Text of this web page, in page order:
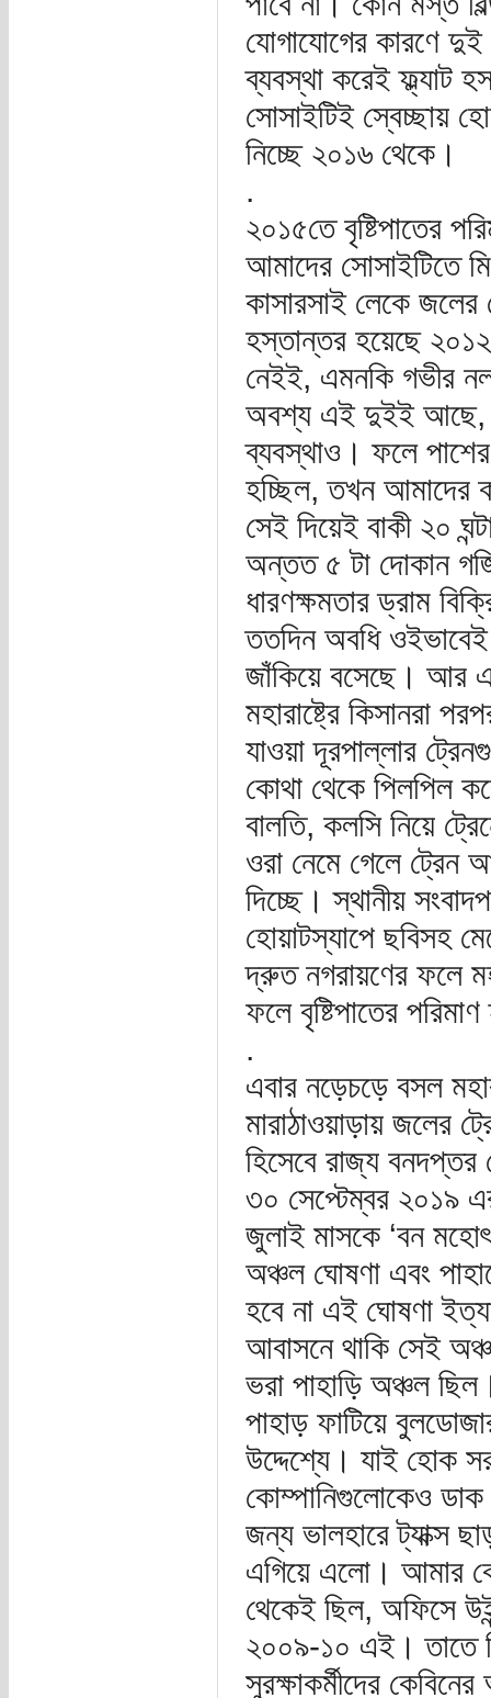
যোগাযোগের কারণে দুই
ব্যবস্থা করেই ফ্ল্যাট
সোসাইটিই স্বেচ্ছায়
নিচ্ছে ২০১৬ থেকে।
.
২০১৫তে বৃষ্টিপাতের
আমাদের সোসাইটিতে
কাসারসাই লেকে জলের
হস্তান্তর হয়েছে
নেইই, এমনকি গভীর
অবশ্য এই দুইই আছে,
ব্যবস্থাও। ফলে
হচ্ছিল, তখন আমাদের
সেই দিয়েই বাকী ২০
অন্তত ৫ টা দোকান
ধারণক্ষমতার ড্রাম
ততদিন অবধি
জাঁকিয়ে বসেছে। আর
মহারাষ্ট্রে কিসানরা
যাওয়া দূরপাল্লার
কোথা থেকে পিলপিল
বালতি, কলসি নিয়ে
ওরা নেমে গেলে ট্রেন
দিচ্ছে। স্থানীয়
হোয়াটস্যাপে ছবিসহ
দ্রুত নগরায়ণের ফলে
ফলে বৃষ্টিপাতের
.
এবার নড়েচড়ে বসল
মারাঠাওয়াড়ায় জলের
হিসেবে রাজ্য বনদপ্তর
৩০ সেপ্টেম্বর ২০১৯
জুলাই মাসকে ‘বন
অঞ্চল ঘোষণা এবং
হবে না এই ঘোষণা
আবাসনে থাকি সেই
ভরা পাহাড়ি অঞ্চল
পাহাড় ফাটিয়ে
উদ্দেশ্যে। যাই হোক
কোম্পানিগুলোকেও ডাক
জন্য ভালহারে ট্যাক্স
এগিয়ে এলো। আমার
থেকেই ছিল, অফিসে
২০০৯-১০ এই। তাতে
সুরক্ষাকর্মীদের